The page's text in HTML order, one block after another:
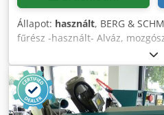
Állapot: használt, BERG &
fűrész -használt- Alváz,
adatok ----- Vágási magasság:
Ag Ija Feszültség: 230 V